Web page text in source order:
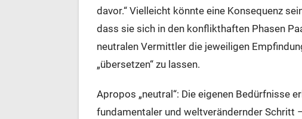
davor.“ Vielleicht könnte eine Konsequenz
dass sie sich in den konflikthaften Phasen
neutralen Vermittler die jeweiligen
„übersetzen“ zu lassen.
Apropos „neutral“: Die eigenen Bedürfnisse
fundamentaler und weltverändernder Schritt